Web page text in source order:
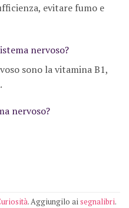
evitare fumo e
nervoso?
sono la vitamina B1,
nervoso?
. Aggiungilo aisegnalibri.